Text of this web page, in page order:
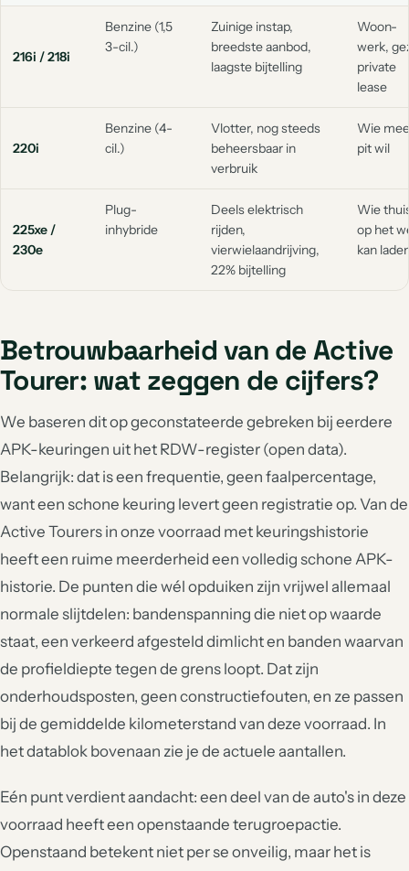
216i / 218i
Benzine (1,5
3-cil.)
Zuinige instap,
breedste aanbod,
laagste bijtelling
Woon-
werk,
private
lease
220i
Benzine (4-
cil.)
Vlotter, nog steeds
beheersbaar in
verbruik
Wie
pit wil
225xe /
230e
Plug-
inhybride
Deels elektrisch
rijden,
vierwielaandrijving,
22% bijtelling
Wie
op het
kan
Betrouwbaarheid van de Active
Tourer: wat zeggen de cijfers?
We baseren dit op geconstateerde gebreken bij eerdere
APK-keuringen uit het RDW-register (open data).
Belangrijk: dat is een frequentie, geen faalpercentage,
want een schone keuring levert geen registratie op. Van de
Active Tourers in onze voorraad met keuringshistorie
heeft een ruime meerderheid een volledig schone APK-
historie. De punten die wél opduiken zijn vrijwel allemaal
normale slijtdelen: bandenspanning die niet op waarde
staat, een verkeerd afgesteld dimlicht en banden waarvan
de profieldiepte tegen de grens loopt. Dat zijn
onderhoudsposten, geen constructiefouten, en ze passen
bij de gemiddelde kilometerstand van deze voorraad. In
het datablok bovenaan zie je de actuele aantallen.
Eén punt verdient aandacht: een deel van de auto's in deze
voorraad heeft een openstaande terugroepactie.
Openstaand betekent niet per se onveilig, maar het is